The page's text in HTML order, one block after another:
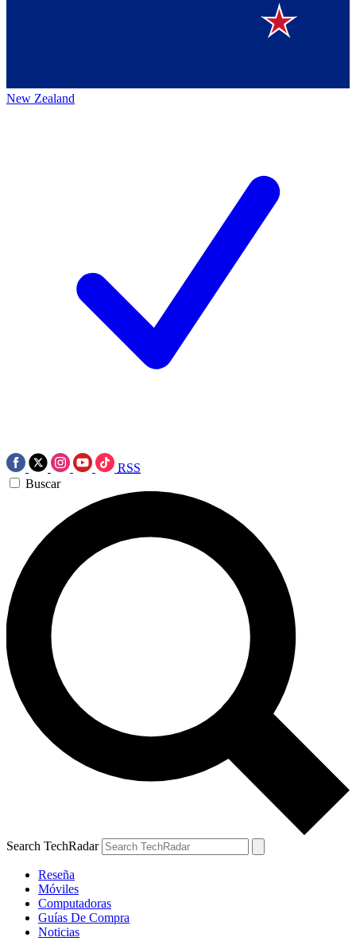
New Zealand
RSS
Buscar
Search TechRadar
Reseña
Móviles
Computadoras
Guías De Compra
Noticias